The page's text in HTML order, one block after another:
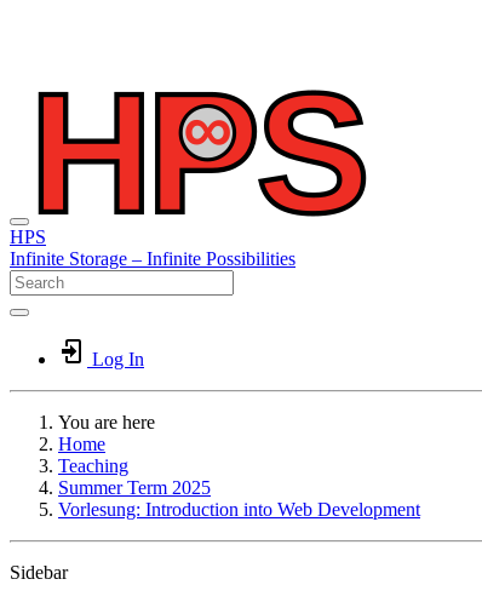
HPS
Infinite Storage – Infinite Possibilities
Log In
You are here
Home
Teaching
Summer Term 2025
Vorlesung: Introduction into Web Development
Sidebar